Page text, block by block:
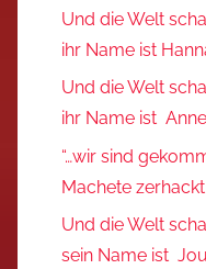
Und die Welt
ihr Name ist
Und die Welt
ihr Name ist
“…wir sind
Machete
Und die Welt
sein Name ist